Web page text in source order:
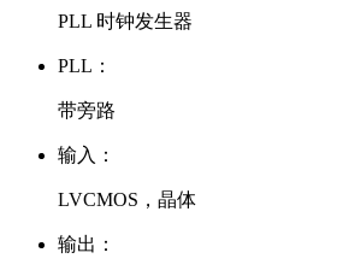
PLL 时钟发生器
PLL：
带旁路
输入：
LVCMOS，晶体
输出：